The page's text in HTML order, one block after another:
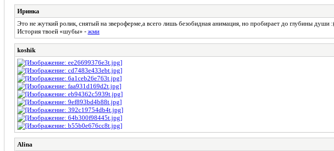
Иринка
Это не жуткий ролик, снятый на звероферме,а всего лишь безобидная анимация, но пробирает до глубины души
История твоей «шубы» - жми
koshik
Alina